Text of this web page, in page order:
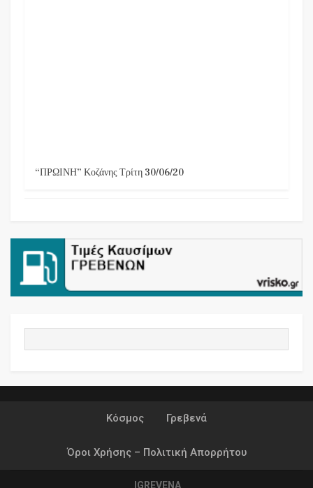
“ΠΡΩΙΝΗ” Κοζάνης Τρίτη 30/06/20
Κόσμος Γρεβενά
Όροι Χρήσης – Πολιτική Απορρήτου
IGREVENA